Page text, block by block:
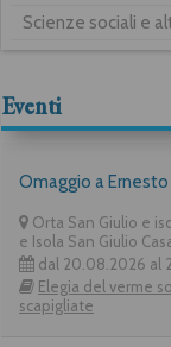
Scienze sociali e
Eventi
Omaggio a
Orta San Giulio e
e Isola San Giulio
dal 20.08.2026 al
Elegia del verme
scapigliate